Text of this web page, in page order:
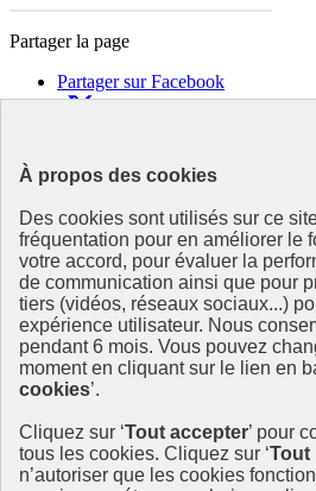
Partager la page
Partager sur Facebook
Copier dans le presse-papier
République
Française
Le portail est conçu pour être le point
déclaration et au dépôt des contrats
commerciales et transition écologique. Il
gouvernemental, produit par le
développement durable (CGDD),
info.gouv.fr- ouvre une nouvelle
service-public.fr- ouvre une
À propos des cookies
Des cookies sont utilisés sur ce
fréquentation pour en améliorer le
votre accord, pour évaluer la
de communication ainsi que pour
tiers (vidéos, réseaux sociaux...)
expérience utilisateur. Nous
pendant 6 mois. Vous pouvez
moment en cliquant sur le lien en
cookies’.
Cliquez sur ‘Tout accepter’ pour
tous les cookies. Cliquez sur ‘Tout
n’autoriser que les cookies